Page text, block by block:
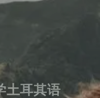
土耳其语